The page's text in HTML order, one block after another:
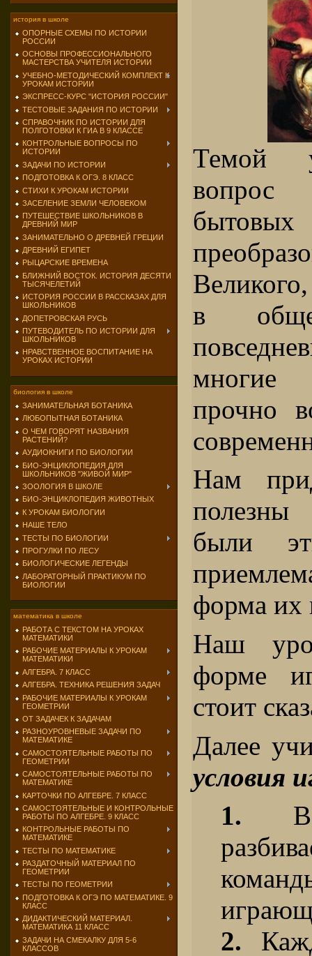
история в школе
ОПОРНЫЕ СХЕМЫ ПО ИСТОРИИ
РОССИИ
ОСНОВЫ ПРОФЕССИОНАЛЬНОГО
МАСТЕРСТВА УЧИТЕЛЯ ИСТОРИИ
УЧЕБНО-МЕТОДИЧЕСКИЙ КОМПЛЕКТ К
УРОКАМ ИСТОРИИ
ЭКСПРЕСС-КУРС "ИСТОРИЯ РОССИИ"
ТЕСТОВЫЕ ЗАДАНИЯ ПО ИСТОРИИ
СПРАВОЧНИК ПО ИСТОРИИ ДЛЯ
ПОЛГОТОВКИ К ГИА В 9 КЛАССЕ
КОНТРОЛЬНЫЕ ВОПРОСЫ ПО
ИСТОРИИ
ЗАДАЧИ ПО ИСТОРИИ
ПОДГОТОВКА К ОГЭ. 8 КЛАСС
СТИХИ К УРОКАМ ИСТОРИИ
ЗАСЕЛЕНИЕ ЗЕМЛИ ЧЕЛОВЕКОМ
ПУТЕШЕСТВИЕ ШКОЛЬНИКОВ В
ДРЕВНИЙ МИР
ЗАНИМАТЕЛЬНО О ДРЕВНЕЙ ГРЕЦИИ
ДРЕВНИЙ ЕГИПЕТ
РЫЦАРСКИЕ ВРЕМЕНА
БЛИЖНИЙ ВОСТОК. ИСТОРИЯ ДЕСЯТИ
ТЫСЯЧЕЛЕТИЙ
ИСТОРИЯ РОССИИ В РАССКАЗАХ ДЛЯ
ШКОЛЬНИКОВ
ДОПЕТРОВСКАЯ РУСЬ
ПУТЕВОДИТЕЛЬ ПО ИСТОРИИ ДЛЯ
ШКОЛЬНИКОВ
НРАВСТВЕННОЕ ВОСПИТАНИЕ НА
УРОКАХ ИСТОРИИ
биология в школе
ЗАНИМАТЕЛЬНАЯ БОТАНИКА
ЛЮБОПЫТНАЯ БОТАНИКА
О ЧЕМ ГОВОРЯТ НАЗВАНИЯ
РАСТЕНИЙ?
АУДИОКНИГИ ПО БИОЛОГИИ
БИО-ЭНЦИКЛОПЕДИЯ ДЛЯ
ШКОЛЬНИКОВ "ЖИВОЙ МИР"
ЗООЛОГИЯ В ШКОЛЕ
БИО-ЭНЦИКЛОПЕДИЯ ЖИВОТНЫХ
К УРОКАМ БИОЛОГИИ
НАШЕ ТЕЛО
ТЕСТЫ ПО БИОЛОГИИ
ПРОГУЛКИ ПО ЛЕСУ
БИОЛОГИЧЕСКИЕ ЛЕГЕНДЫ
ЛАБОРАТОРНЫЙ ПРАКТИКУМ ПО
БИОЛОГИИ
математика в школе
РАБОТА С ТЕКСТОМ НА УРОКАХ
МАТЕМАТИКИ
РАБОЧИЕ МАТЕРИАЛЫ К УРОКАМ
МАТЕМАТИКИ
АЛГЕБРА. 7 КЛАСС
АЛГЕБРА. ТЕХНИКА РЕШЕНИЯ ЗАДАЧ
РАБОЧИЕ МАТЕРИАЛЫ К УРОКАМ
ГЕОМЕТРИИ
ОТ ЗАДАЧЕК К ЗАДАЧАМ
РАЗНОУРОВНЕВЫЕ ЗАДАЧИ ПО
МАТЕМАТИКЕ
САМОСТОЯТЕЛЬНЫЕ РАБОТЫ ПО
ГЕОМЕТРИИ
САМОСТОЯТЕЛЬНЫЕ РАБОТЫ ПО
МАТЕМАТИКЕ
КАРТОЧКИ ПО АЛГЕБРЕ. 7 КЛАСС
САМОСТОЯТЕЛЬНЫЕ И КОНТРОЛЬНЫЕ
РАБОТЫ ПО АЛГЕБРЕ. 9 КЛАСС
КОНТРОЛЬНЫЕ РАБОТЫ ПО
МАТЕМАТИКЕ
ТЕСТЫ ПО МАТЕМАТИКЕ
РАЗДАТОЧНЫЙ МАТЕРИАЛ ПО
ГЕОМЕТРИИ
ТЕСТЫ ПО ГЕОМЕТРИИ
ПОДГОТОВКА К ОГЭ ПО МАТЕМАТИКЕ. 9
КЛАСС
ДИДАКТИЧЕСКИЙ МАТЕРИАЛ.
МАТЕМАТИКА 11 КЛАСС
ЗАДАЧИ НА СМЕКАЛКУ ДЛЯ 5-6
КЛАССОВ
Темой
вопрос
бытовых
в
прочно
Нам
были
форма их
Наш
форме
стоит
Далее
условия
1.
2.